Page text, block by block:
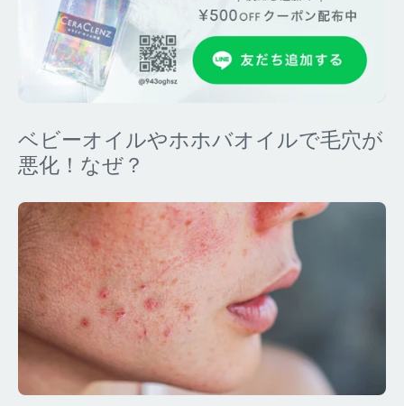
ベビーオイルやホホバオイルで毛穴が
悪化！なぜ？